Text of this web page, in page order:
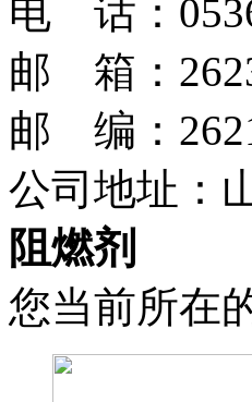
电 话：
邮 箱：
邮 编：
公司地址：
阻燃剂
您当前所在